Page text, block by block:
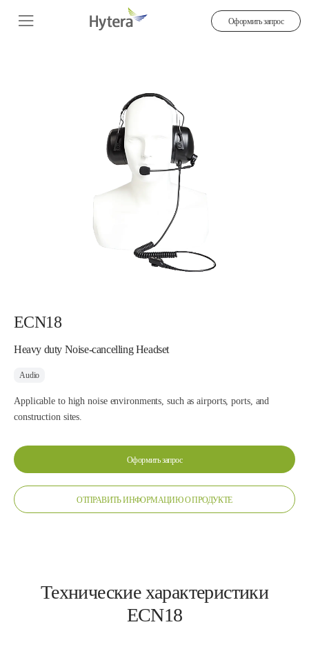
Оформить запрос
ECN18
Heavy duty Noise-cancelling Headset
Audio
Applicable to high noise environments, such as airports, ports, and
construction sites.
Оформить запрос
ОТПРАВИТЬ ИНФОРМАЦИЮ О ПРОДУКТЕ
Технические характеристики
ECN18